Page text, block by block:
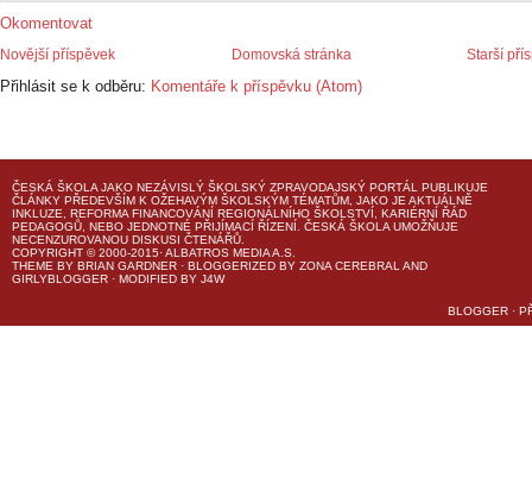
Okomentovat
Novější příspěvek Starší
Domovská stránka
Přihlásit se k odběru: Komentáře k příspěvku (Atom)
ČESKÁ ŠKOLA JAKO NEZÁVISLÝ ŠKOLSKÝ ZPRAVODAJSKÝ PORTÁL PUBLIKUJE
ČLÁNKY PŘEDEVŠÍM K OŽEHAVÝM ŠKOLSKÝM TÉMATŮM, JAKO JE AKTUÁLNĚ
INKLUZE, REFORMA FINANCOVÁNÍ REGIONÁLNÍHO ŠKOLSTVÍ, KARIÉRNÍ ŘÁD
PEDAGOGŮ, NEBO JEDNOTNÉ PŘIJÍMACÍ ŘÍZENÍ. ČESKÁ ŠKOLA UMOŽŇUJE
NECENZUROVANOU DISKUSI ČTENÁŘŮ.
COPYRIGHT © 2000-2015· ALBATROS MEDIA A.S.
THEME BY BRIAN GARDNER · BLOGGERIZED BY ZONA CEREBRAL AND
GIRLYBLOGGER · MODIFIED BY J4W
BLOGGER ·